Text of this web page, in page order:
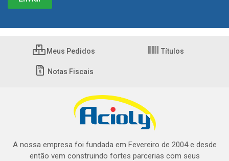
Meus Pedidos Títulos
Notas Fiscais
A nossa empresa foi fundada em Fevereiro de 2004 e desde
então vem construindo fortes parcerias com seus